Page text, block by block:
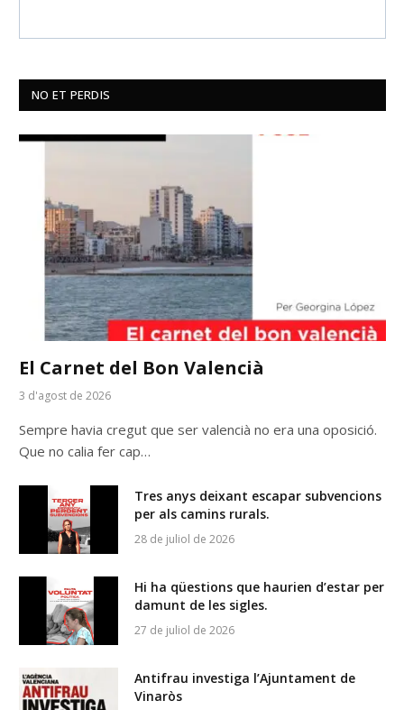
NO ET PERDIS
El Carnet del Bon Valencià
3 d'agost de 2026
Sempre havia cregut que ser valencià no era una oposició.
Que no calia fer cap…
Tres anys deixant escapar subvencions
per als camins rurals.
28 de juliol de 2026
Hi ha qüestions que haurien d’estar per
damunt de les sigles.
27 de juliol de 2026
Antifrau investiga l’Ajuntament de
Vinaròs